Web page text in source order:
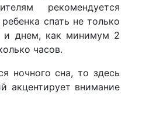
рекомендуется
спать не только
и днем, как минимум 2
часов.
ночного сна, то здесь
акцентирует внимание